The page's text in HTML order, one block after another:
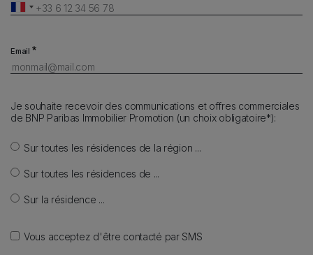
Email
Je souhaite recevoir des communications et offres commerciales
de BNP Paribas Immobilier Promotion (un choix obligatoire*):
Sur toutes les résidences de la région ...
Sur toutes les résidences de ...
Sur la résidence ...
Vous acceptez d'être contacté par SMS